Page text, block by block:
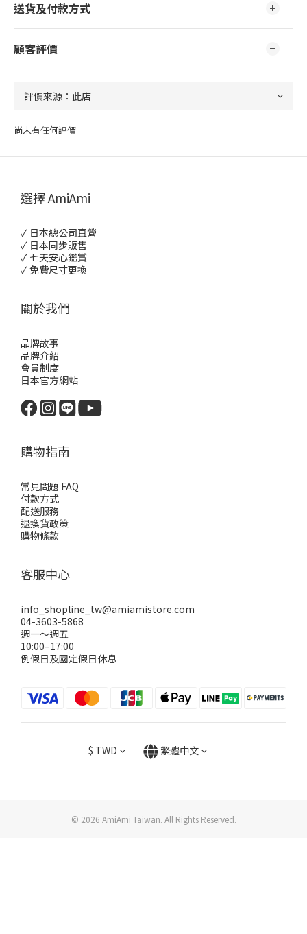
送貨及付款方式
顧客評價
尚未有任何評價
選擇 AmiAmi
✓ 日本總公司直營
✓ 日本同步販售
✓ 七天安心鑑賞
✓ 免費尺寸更換
關於我們
品牌故事
品牌介紹
會員制度
日本官方網站
購物指南
常見問題 FAQ
付款方式
配送服務
退換貨政策
購物條款
客服中心
info_shopline_tw@amiamistore.com
04-3603-5868
週一～週五
10:00–17:00
例假日及國定假日休息
$ TWD 繁體中文
© 2026 AmiAmi Taiwan. All Rights Reserved.